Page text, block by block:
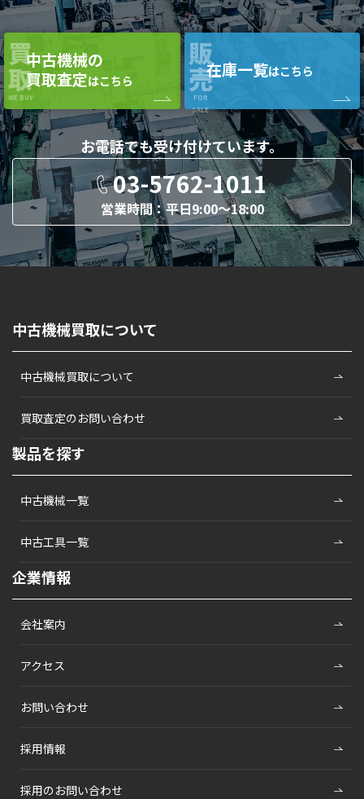
買
取
WE BUY
中古機械の
買取査定はこちら
販
売
FOR
SALE
在庫一覧はこちら
お電話でも受け付けています。
03-5762-1011
営業時間：平日9:00〜18:00
中古機械買取について
中古機械買取について
買取査定のお問い合わせ
製品を探す
中古機械一覧
中古工具一覧
企業情報
会社案内
アクセス
お問い合わせ
採用情報
採用のお問い合わせ